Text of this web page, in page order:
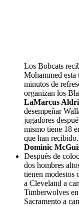
Los Bobcats
Mohammed esta
minutos de
organizan los
LaMarcus
desempeñar
jugadores
mismo tiene 18
que han recibido.
Dominic
Después de
dos hombres
tienen modestos
a Cleveland a
Timberwolves
Sacramento a